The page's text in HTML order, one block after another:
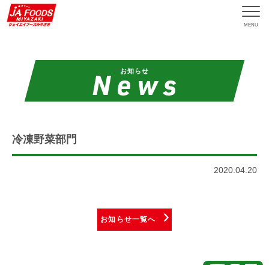
MENU
お知らせ
冷凍野菜部門
2020.04.20
お知らせ一覧へ